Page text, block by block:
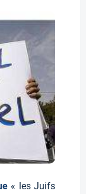
« les Juifs